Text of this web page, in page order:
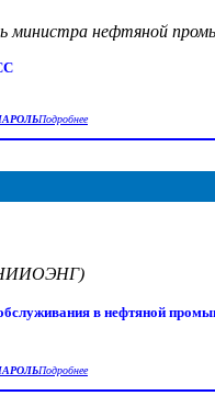
министра нефтяной
Подробнее
в нефтяной
Подробнее